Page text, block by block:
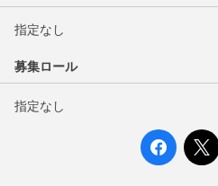
指定なし
募集ロール
指定なし